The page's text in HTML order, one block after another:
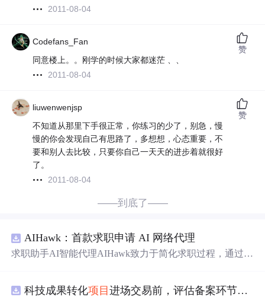
2011-08-04
Codefans_Fan
同意楼上。。刚学的时候大家都迷茫 、、
2011-08-04
赞
liuwenwenjsp
不知道从那里下手很正常，你练习的少了，别急，慢
慢的你会发现自己有思路了，多想想，心态重要，不
要和别人去比较，只要你自己一天天的进步着就很好
了。
2011-08-04
赞
——到底了——
AIHawk：首款求职申请 AI 网络代理
求职助手AI智能代理AIHawk致力于简化求职过程，通过自
科技成果转化项目进场交易前，评估备案环节需要准备哪些材料？.docx